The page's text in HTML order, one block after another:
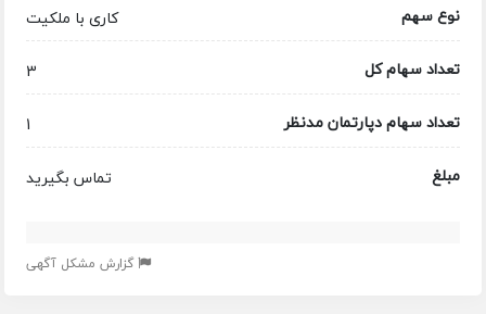
نوع سهم
کاری با ملکیت
تعداد سهام کل
3
تعداد سهام دپارتمان مدنظر
1
مبلغ
تماس بگیرید
گزارش مشکل آگهی